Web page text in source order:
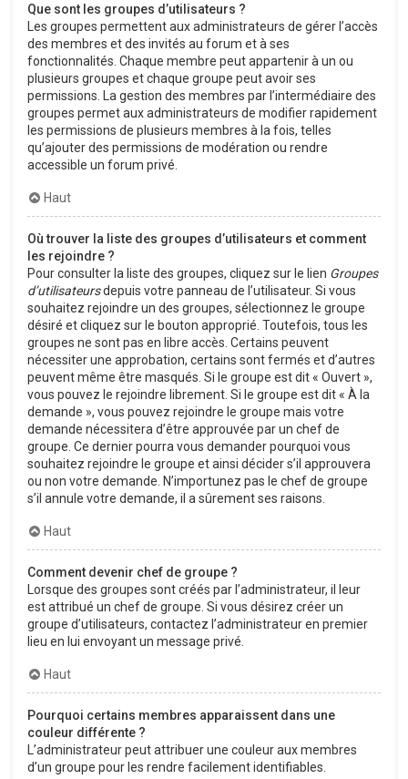
Que sont les groupes d’utilisateurs ?
Les groupes permettent aux administrateurs de gérer l’accès
des membres et des invités au forum et à ses
fonctionnalités. Chaque membre peut appartenir à un ou
plusieurs groupes et chaque groupe peut avoir ses
permissions. La gestion des membres par l’intermédiaire des
groupes permet aux administrateurs de modifier rapidement
les permissions de plusieurs membres à la fois, telles
qu’ajouter des permissions de modération ou rendre
accessible un forum privé.
Haut
Où trouver la liste des groupes d’utilisateurs et comment
les rejoindre ?
Pour consulter la liste des groupes, cliquez sur le lien Groupes
d’utilisateursdepuis votre panneau de l’utilisateur. Si vous
souhaitez rejoindre un des groupes, sélectionnez le groupe
désiré et cliquez sur le bouton approprié. Toutefois, tous les
groupes ne sont pas en libre accès. Certains peuvent
nécessiter une approbation, certains sont fermés et d’autres
peuvent même être masqués. Si le groupe est dit « Ouvert »,
vous pouvez le rejoindre librement. Si le groupe est dit « À la
demande », vous pouvez rejoindre le groupe mais votre
demande nécessitera d’être approuvée par un chef de
groupe. Ce dernier pourra vous demander pourquoi vous
souhaitez rejoindre le groupe et ainsi décider s’il approuvera
ou non votre demande. N’importunez pas le chef de groupe
s’il annule votre demande, il a sûrement ses raisons.
Haut
Comment devenir chef de groupe ?
Lorsque des groupes sont créés par l’administrateur, il leur
est attribué un chef de groupe. Si vous désirez créer un
groupe d’utilisateurs, contactez l’administrateur en premier
lieu en lui envoyant un message privé.
Haut
Pourquoi certains membres apparaissent dans une
couleur différente ?
L’administrateur peut attribuer une couleur aux membres
d’un groupe pour les rendre facilement identifiables.